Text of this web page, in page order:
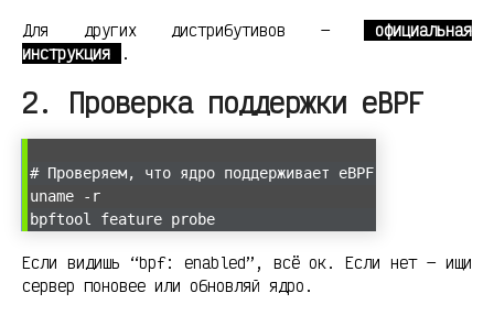
Для других дистрибутивов —
официальная
инструкция
.
2. Проверка поддержки eBPF
# Проверяем, что ядро поддерживает eBPF
uname -r
bpftool feature probe
Если видишь “bpf: enabled”, всё ок. Если нет — ищи
сервер поновее или обновляй ядро.